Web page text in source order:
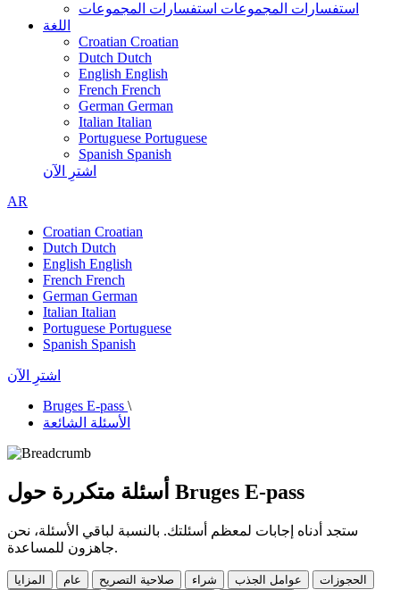
استفسارات المجموعات استفسارات المجموعات
اللغة
Croatian Croatian
Dutch Dutch
English English
French French
German German
Italian Italian
Portuguese Portuguese
Spanish Spanish
اشترِ الآن
AR
Croatian Croatian
Dutch Dutch
English English
French French
German German
Italian Italian
Portuguese Portuguese
Spanish Spanish
اشترِ الآن
Bruges E-pass \
الأسئلة الشائعة
أسئلة متكررة حول Bruges E-pass
ستجد أدناه إجابات لمعظم أسئلتك. بالنسبة لباقي الأسئلة، نحن
جاهزون للمساعدة.
المزايا عام صلاحية التصريح شراء عوامل الجذب
الحجوزات